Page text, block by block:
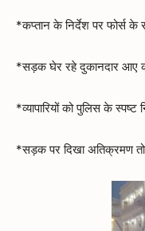
*कप्तान के निर्देश पर फोर्स
*सड़क घेर रहे दुकानदार आए
*व्यापारियों को पुलिस के
*सड़क पर दिखा अतिक्रमण